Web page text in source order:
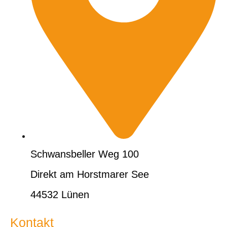
Schwansbeller Weg 100
Direkt am Horstmarer See
44532 Lünen
Kontakt